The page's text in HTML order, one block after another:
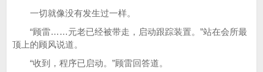
一切就像没有发生过一样。
“顾雷……元老已经被带走，启动跟踪装置。”站在会所最
顶上的顾风说道。
“收到，程序已启动。”顾雷回答道。